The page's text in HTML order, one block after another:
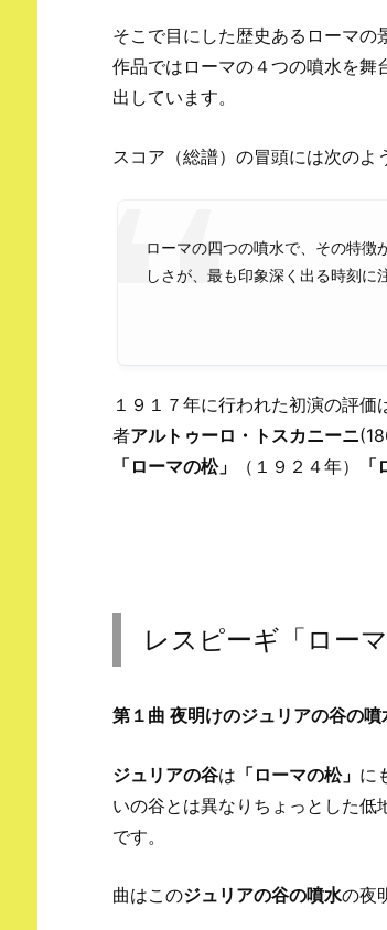
そこで目にした歴史あるローマ
作品ではローマの４つの噴水を舞
出しています。
スコア（総譜）の冒頭には次のよ
ローマの四つの噴水で、その特徴
しさが、最も印象深く出る時刻に
１９１７年に行われた初演の評
者アルトゥーロ・トスカニーニ
「ローマの松」
（１９２４年）
レスピーギ「ロー
第１曲 夜明けのジュリアの谷の噴
ジュリアの谷は 「ローマの松」 に
いの谷とは異なりちょっとした低
です。
曲はこのジュリアの谷の噴水の夜